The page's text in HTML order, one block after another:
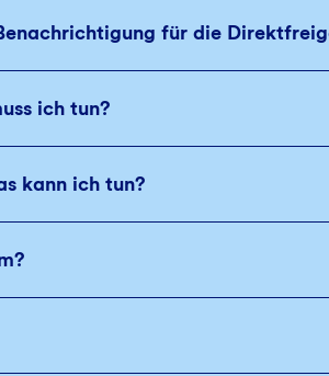
für die
ich tun?
kann ich tun?